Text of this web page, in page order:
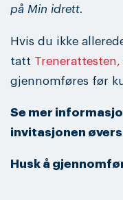
på Min idrett.
Hvis du ikke
tatt Trenerattesten,
gjennomføres før
Se mer
invitasjonen
Husk å